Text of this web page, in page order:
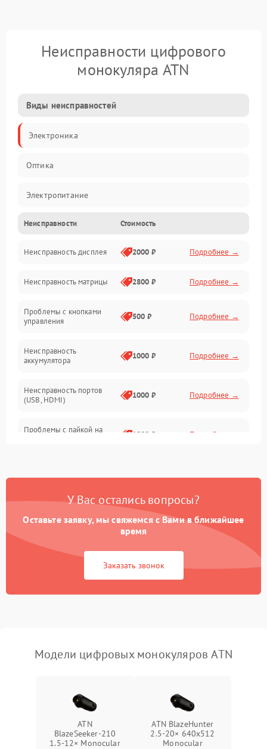
Неисправности цифрового
монокуляра ATN
Виды неисправностей
Электроника
Оптика
Электропитание
Видео
ПО
Управление
Механические повреждения
Неисправности Стоимость
Неисправность дисплея 2000 ₽ Подробнее →
Неисправность матрицы 2800 ₽ Подробнее →
Проблемы с кнопками
управления
500 ₽ Подробнее →
Неисправность
аккумулятора
1000 ₽ Подробнее →
Неисправность портов
(USB, HDMI)
1000 ₽ Подробнее →
Проблемы с пайкой на
1000 ₽ Подробнее →
процессора
Повреждение внутренних
проводов
500 ₽
Неисправность Wi-
Fi/Bluetooth модуля
1500 ₽
изображения
Проблемы с заземлением Подробнее →
Повреждение печатной
2800 ₽ Подробнее →
У Вас остались вопросы?
Оставьте заявку, мы свяжемся с Вами в ближайшее
время
Заказать звонок
Модели цифровых монокуляров ATN
ATN
BlazeSeeker‑210
1.5‑12× Monocular
ATN BlazeHunter
2.5‑20× 640x512
Monocular